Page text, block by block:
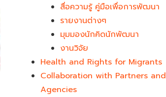
สื่อความรู้ คู่มือเพื่อการพัฒนา
รายงานต่างๆ
มุมมองนักคิดนักพัฒนา
งานวิจัย
Health and Rights for Migrants
Collaboration with Partners and
Agencies